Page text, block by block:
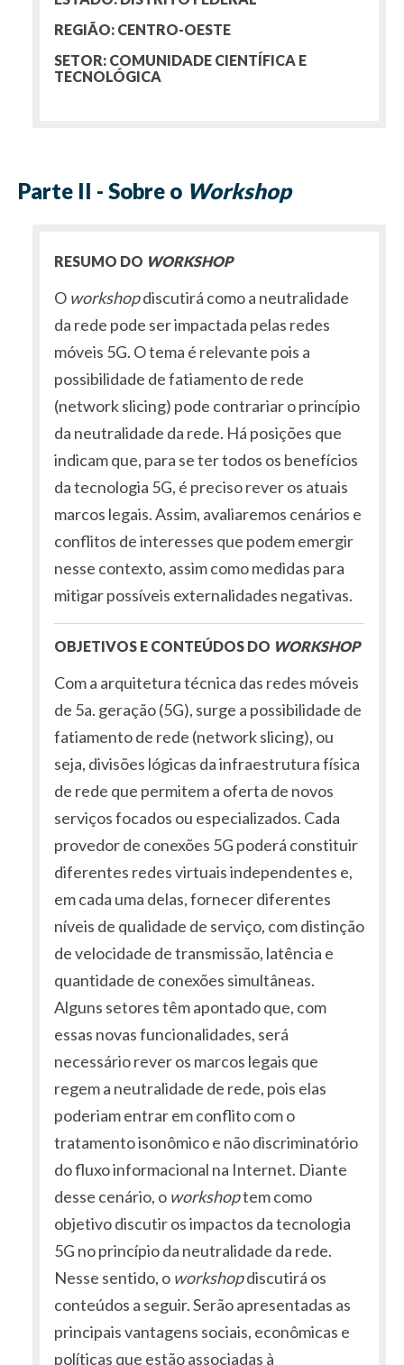
REGIÃO: CENTRO-OESTE
SETOR: COMUNIDADE CIENTÍFICA E
TECNOLÓGICA
Parte II - Sobre o Workshop
RESUMO DO WORKSHOP
O workshopdiscutirá como a neutralidade
da rede pode ser impactada pelas redes
móveis 5G. O tema é relevante pois a
possibilidade de fatiamento de rede
(network slicing) pode contrariar o princípio
da neutralidade da rede. Há posições que
indicam que, para se ter todos os benefícios
da tecnologia 5G, é preciso rever os atuais
marcos legais. Assim, avaliaremos cenários e
conflitos de interesses que podem emergir
nesse contexto, assim como medidas para
mitigar possíveis externalidades negativas.
OBJETIVOS E CONTEÚDOS DO WORKSHOP
Com a arquitetura técnica das redes móveis
de 5a. geração (5G), surge a possibilidade de
fatiamento de rede (network slicing), ou
seja, divisões lógicas da infraestrutura física
de rede que permitem a oferta de novos
serviços focados ou especializados. Cada
provedor de conexões 5G poderá constituir
diferentes redes virtuais independentes e,
em cada uma delas, fornecer diferentes
níveis de qualidade de serviço, com distinção
de velocidade de transmissão, latência e
quantidade de conexões simultâneas.
Alguns setores têm apontado que, com
essas novas funcionalidades, será
necessário rever os marcos legais que
regem a neutralidade de rede, pois elas
poderiam entrar em conflito com o
tratamento isonômico e não discriminatório
do fluxo informacional na Internet. Diante
desse cenário, o workshoptem como
objetivo discutir os impactos da tecnologia
5G no princípio da neutralidade da rede.
Nesse sentido, o workshopdiscutirá os
conteúdos a seguir. Serão apresentadas as
principais vantagens sociais, econômicas e
políticas que estão associadas à